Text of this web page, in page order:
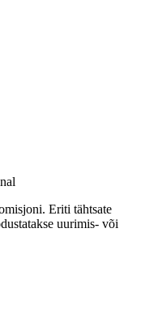
Eriti tähtsate
uurimis- või